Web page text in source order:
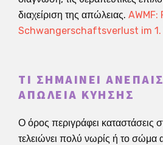
διαχείριση της απώλειας. AWMF:
Schwangerschaftsverlust im 1.
ΤΙ ΣΗΜΑΊΝΕΙ
ΑΠΏΛΕΙΑ ΚΎΗΣΗΣ
Ο όρος περιγράφει καταστάσεις
τελειώνει πολύ νωρίς ή το σώμα